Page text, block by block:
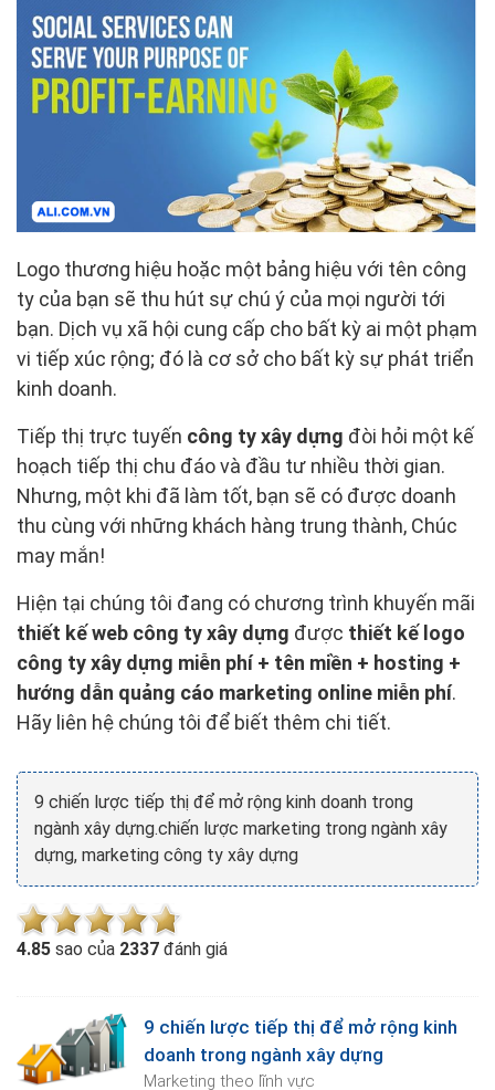
Logo thương hiệu hoặc một bảng hiệu với tên công
ty của bạn sẽ thu hút sự chú ý của mọi người tới
bạn. Dịch vụ xã hội cung cấp cho bất kỳ ai một phạm
vi tiếp xúc rộng; đó là cơ sở cho bất kỳ sự phát triển
kinh doanh.
Tiếp thị trực tuyến công ty xây dựng đòi hỏi một kế
hoạch tiếp thị chu đáo và đầu tư nhiều thời gian.
Nhưng, một khi đã làm tốt, bạn sẽ có được doanh
thu cùng với những khách hàng trung thành, Chúc
may mắn!
Hiện tại chúng tôi đang có chương trình khuyến mãi
thiết kế web công ty xây dựng được thiết kế logo
công ty xây dựng miễn phí + tên miền + hosting +
hướng dẫn quảng cáo marketing online miễn phí.
Hãy liên hệ chúng tôi để biết thêm chi tiết.
9 chiến lược tiếp thị để mở rộng kinh doanh trong
ngành xây dựng.chiến lược marketing trong ngành xây
dựng, marketing công ty xây dựng
4.85 sao của 2337 đánh giá
9 chiến lược tiếp thị để mở rộng kinh
doanh trong ngành xây dựng
Marketing theo lĩnh vực